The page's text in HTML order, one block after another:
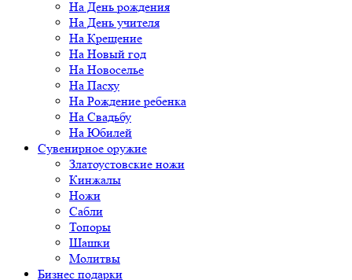
На День рождения
На День учителя
На Крещение
На Новый год
На Новоселье
На Пасху
На Рождение ребенка
На Свадьбу
На Юбилей
Сувенирное оружие
Златоустовские ножи
Кинжалы
Ножи
Сабли
Топоры
Шашки
Молитвы
Бизнес подарки